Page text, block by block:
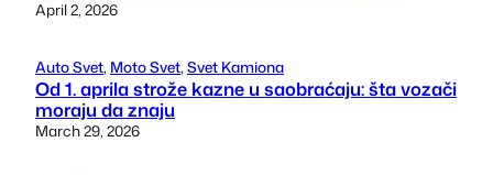
April 2, 2026
Auto Svet, Moto Svet, Svet Kamiona
Od 1. aprila strože kazne u saobraćaju: šta vozači
moraju da znaju
March 29, 2026